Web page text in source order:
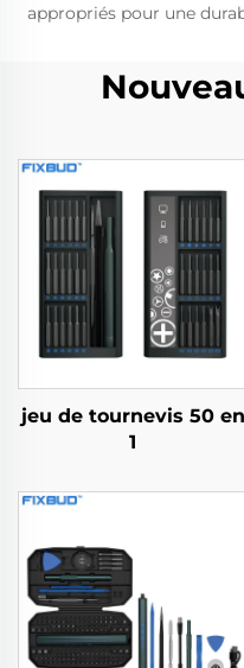
appropriés pour une
jeu de tournevis 50 en
1